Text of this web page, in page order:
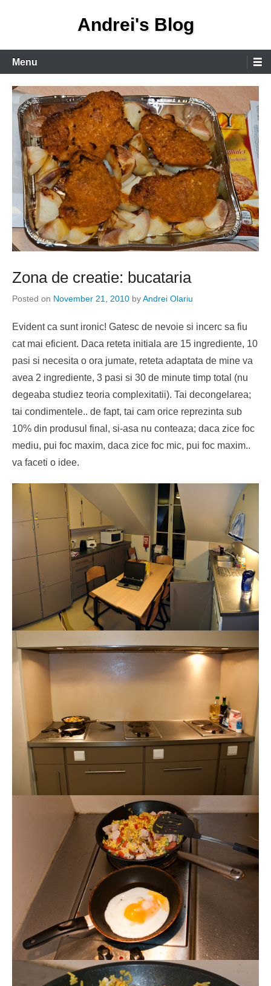
Andrei's Blog
Primary
Menu
Menu
Zona de creatie: bucataria
Posted on November 21, 2010 byAndrei Olariu
Evident ca sunt ironic! Gatesc de nevoie si incerc sa fiu
cat mai eficient. Daca reteta initiala are 15 ingrediente, 10
pasi si necesita o ora jumate, reteta adaptata de mine va
avea 2 ingrediente, 3 pasi si 30 de minute timp total (nu
degeaba studiez teoria complexitatii). Tai decongelarea;
tai condimentele.. de fapt, tai cam orice reprezinta sub
10% din produsul final, si-asa nu conteaza; daca zice foc
mediu, pui foc maxim, daca zice foc mic, pui foc maxim..
va faceti o idee.